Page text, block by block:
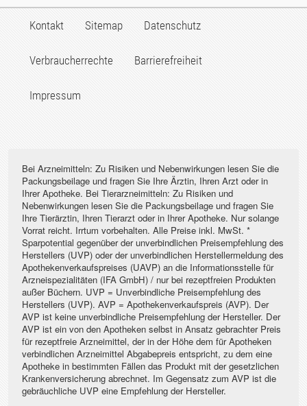
Kontakt Sitemap Datenschutz
Verbraucherrechte Barrierefreiheit
Impressum
Bei Arzneimitteln: Zu Risiken und Nebenwirkungen lesen Sie die
Packungsbeilage und fragen Sie Ihre Ärztin, Ihren Arzt oder in
Ihrer Apotheke. Bei Tierarzneimitteln: Zu Risiken und
Nebenwirkungen lesen Sie die Packungsbeilage und fragen Sie
Ihre Tierärztin, Ihren Tierarzt oder in Ihrer Apotheke. Nur solange
Vorrat reicht. Irrtum vorbehalten. Alle Preise inkl. MwSt. *
Sparpotential gegenüber der unverbindlichen Preisempfehlung des
Herstellers (UVP) oder der unverbindlichen Herstellermeldung des
Apothekenverkaufspreises (UAVP) an die Informationsstelle für
Arzneispezialitäten (IFA GmbH) / nur bei rezeptfreien Produkten
außer Büchern. UVP = Unverbindliche Preisempfehlung des
Herstellers (UVP). AVP = Apothekenverkaufspreis (AVP). Der
AVP ist keine unverbindliche Preisempfehlung der Hersteller. Der
AVP ist ein von den Apotheken selbst in Ansatz gebrachter Preis
für rezeptfreie Arzneimittel, der in der Höhe dem für Apotheken
verbindlichen Arzneimittel Abgabepreis entspricht, zu dem eine
Apotheke in bestimmten Fällen das Produkt mit der gesetzlichen
Krankenversicherung abrechnet. Im Gegensatz zum AVP ist die
gebräuchliche UVP eine Empfehlung der Hersteller.